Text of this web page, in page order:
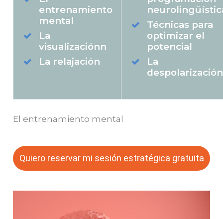
entrenamiento
mental
La
visualizaciónn
La relajación
Técnicas para
optimizar el
potencial
La
despolarización
El entrenamiento mental
Quiero reservar mi sesión estratégica gratuita